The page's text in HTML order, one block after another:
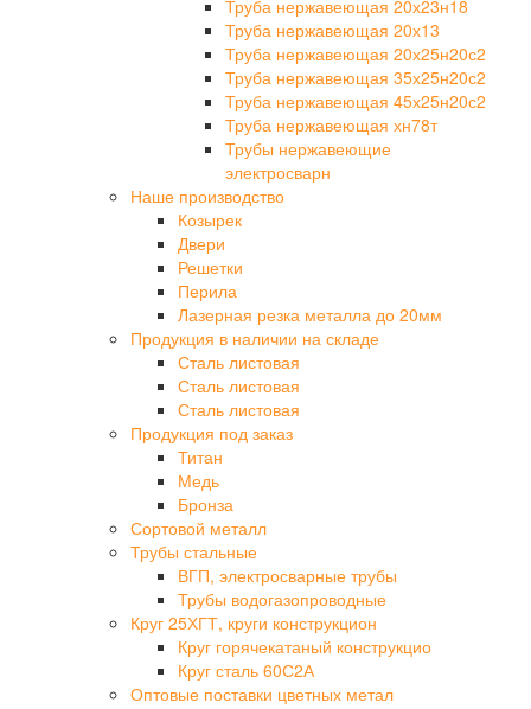
Труба нержавеющая 20х23н18
Труба нержавеющая 20х13
Труба нержавеющая 20х25н20с2
Труба нержавеющая 35х25н20с2
Труба нержавеющая 45х25н20с2
Труба нержавеющая хн78т
Трубы нержавеющие
электросварн
Наше производство
Козырек
Двери
Решетки
Перила
Лазерная резка металла до 20мм
Продукция в наличии на складе
Сталь листовая
Сталь листовая
Сталь листовая
Продукция под заказ
Титан
Медь
Бронза
Сортовой металл
Трубы стальные
ВГП, электросварные трубы
Трубы водогазопроводные
Круг 25ХГТ, круги конструкцион
Круг горячекатаный конструкцио
Круг сталь 60С2А
Оптовые поставки цветных метал